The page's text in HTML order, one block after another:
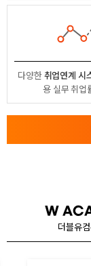
다양한취업연계 시
용실무 취업
W
더블유